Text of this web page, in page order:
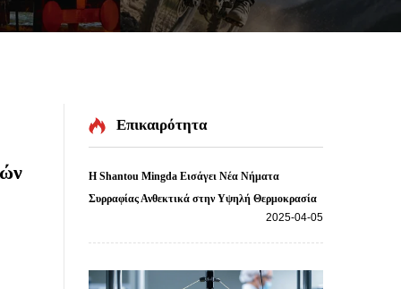
Επικαιρότητα
Η Shantou Mingda Εισάγει Νέα Νήματα
Συρραφίας Ανθεκτικά στην Υψηλή Θερμοκρασία
2025-04-05